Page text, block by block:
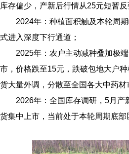
库存偏少，产新后行情从25元短暂
2024年：种植面积触及本轮周
式进入深度下行通道；
2025年：农户主动减种叠加极
市，价格跌至15元，跌破包地大户
货大量外调，分散至全国各大中药材
2026年：全国库存调研，5月产
货集中上市，当前处于本轮周期底部